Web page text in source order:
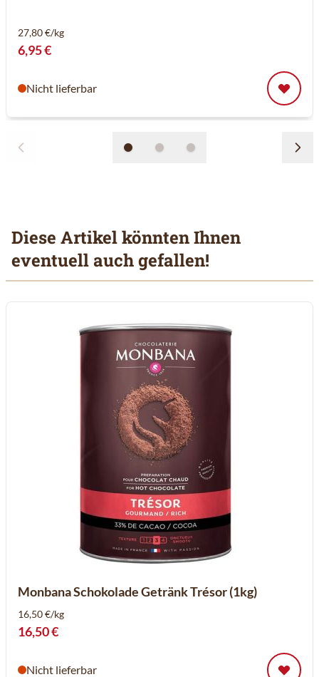
27,80 €/kg
6,95 €
Nicht lieferbar
Diese Artikel könnten Ihnen
eventuell auch gefallen!
Mit der Tabulatortaste können Sie durch die Elemente des
Clicken, um das Karussell zu überspringen
Clicken, um zur Karussell-Navigation zu gelangen
Monbana Schokolade Getränk Trésor (1kg)
16,50 €/kg
16,50 €
Nicht lieferbar